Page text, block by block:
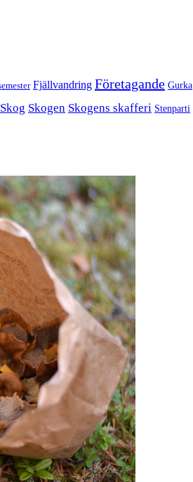
Fjällvandring Företagande Gurka
Skog Skogen Skogens skafferi Stenparti